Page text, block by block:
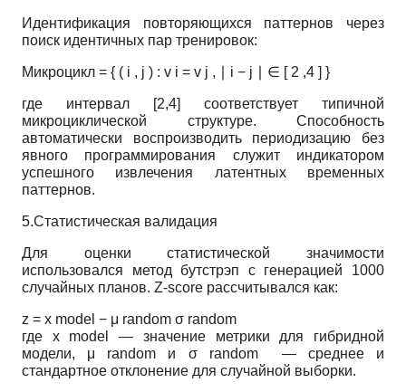
Идентификация повторяющихся паттернов через
поиск идентичных пар тренировок:
Микроцикл = { ( i , j ) : v i = v j , i − j ∈ [ 2 ,4 ] }
где интервал [2,4] соответствует типичной
микроциклической структуре. Способность
автоматически воспроизводить периодизацию без
явного программирования служит индикатором
успешного извлечения латентных временных
паттернов.
5.Статистическая валидация
Для оценки статистической значимости
использовался метод бутстрэп с генерацией 1000
случайных планов. Z-score рассчитывался как:
z = x model − μ random σ random
где x model
— значение метрики для гибридной
модели, μ random и σ random
— среднее и
стандартное отклонение для случайной выборки.